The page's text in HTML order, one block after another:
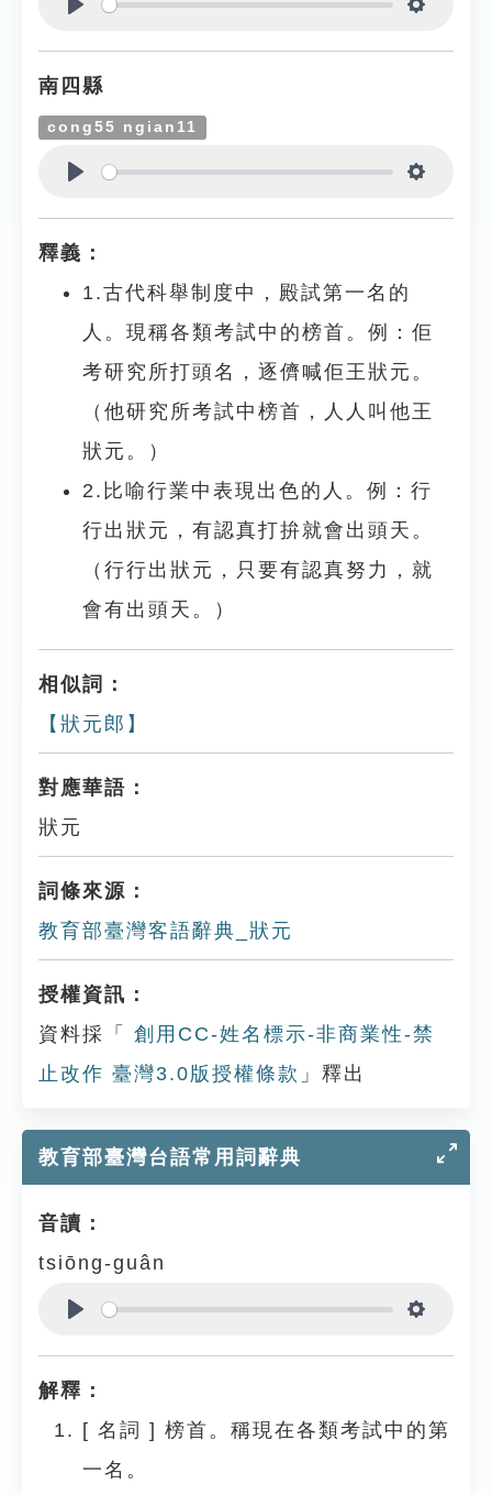
南四縣
cong55 ngian11
釋義：
1.古代科舉制度中，殿試第一名的
人。現稱各類考試中的榜首。例：佢
考研究所打頭名，逐儕喊佢王狀元。
（他研究所考試中榜首，人人叫他王
狀元。）
2.比喻行業中表現出色的人。例：行
行出狀元，有認真打拚就會出頭天。
（行行出狀元，只要有認真努力，就
會有出頭天。）
相似詞：
【狀元郎】
對應華語：
狀元
詞條來源：
教育部臺灣客語辭典_狀元
授權資訊：
資料採「
創用CC-姓名標示-非商業性-禁
止改作 臺灣3.0版授權條款 」釋出
教育部臺灣台語常用詞辭典
音讀：
tsiōng-guân
解釋：
[ 名詞 ] 榜首。稱現在各類考試中的第
一名。